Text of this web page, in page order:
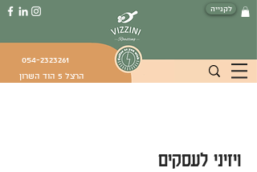
לקנייה
054-2323261
הרצל 5 הוד השרון
ויזיני לעסקים